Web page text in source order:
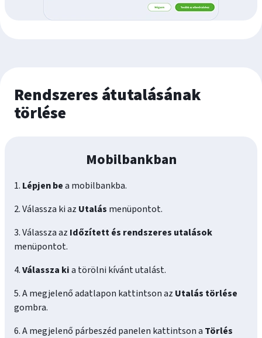
Rendszeres átutalásának
törlése
Mobilbankban
1. Lépjen bea mobilbankba.
2. Válassza ki az Utalás menüpontot.
3. Válassza az Időzített és rendszeres utalások
menüpontot.
4.Válassza kia törölni kívánt utalást.
5. A megjelenő adatlapon kattintson az Utalás törlése
gombra.
6. A megjelenő párbeszéd panelen kattintson a Törlés